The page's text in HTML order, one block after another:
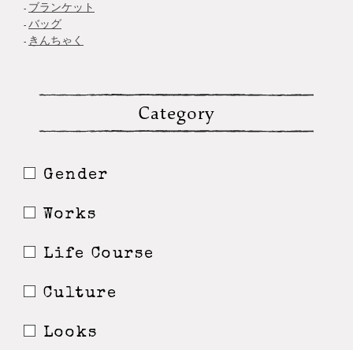
ブランケット
バッグ
きんちゃく
Category
Gender
Works
Life Course
Culture
Looks